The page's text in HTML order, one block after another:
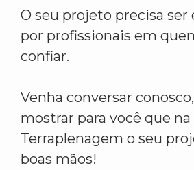
O seu projeto precisa ser
por profissionais em
confiar.
Venha conversar
mostrar para você que na
Terraplenagem o seu
boas mãos!